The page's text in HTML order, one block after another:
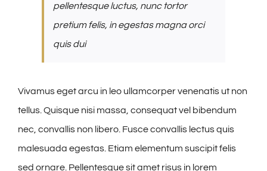
pellentesque luctus, nunc tortor
pretium felis, in egestas magna orci
quis dui
Vivamus eget arcu in leo ullamcorper venenatis ut non
tellus. Quisque nisi massa, consequat vel bibendum
nec, convallis non libero. Fusce convallis lectus quis
malesuada egestas. Etiam elementum suscipit felis
sed ornare. Pellentesque sit amet risus in lorem